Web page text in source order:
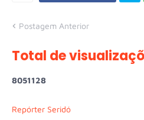
Postagem Anterior
Total de
8051128
Repórter Seridó